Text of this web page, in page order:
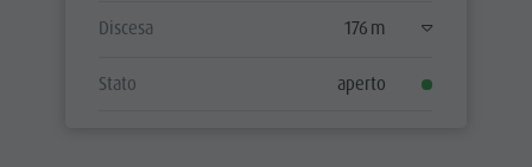
Discesa 176 m
Stato aperto